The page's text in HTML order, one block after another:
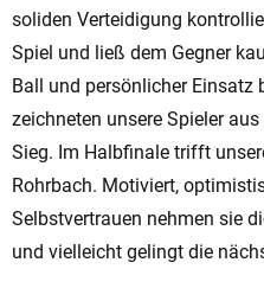
soliden Verteidigung
Spiel und ließ dem Gegner
Ball und persönlicher Einsatz
zeichneten unsere Spieler
Sieg. Im Halbfinale trifft
Rohrbach. Motiviert,
Selbstvertrauen nehmen sie
und vielleicht gelingt die